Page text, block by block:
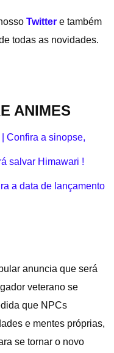
Twitter e também
todas as novidades.
ANIMES
Confira a sinopse,
salvar Himawari !
a data de lançamento
anuncia que será
veterano se
que NPCs
e mentes próprias,
se tornar o novo